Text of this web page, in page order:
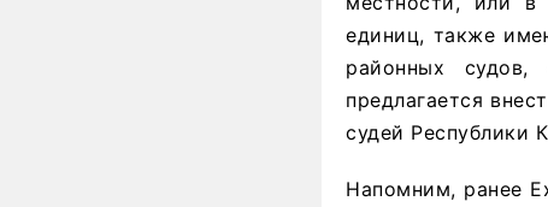
единиц, также
районных
предлагается
судей Республики
Напомним, ранее